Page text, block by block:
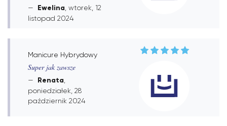
Ewelina , wtorek, 12
listopad 2024
Manicure Hybrydowy
Super jak zawsze
Renata
poniedziałek, 28
październik 2024